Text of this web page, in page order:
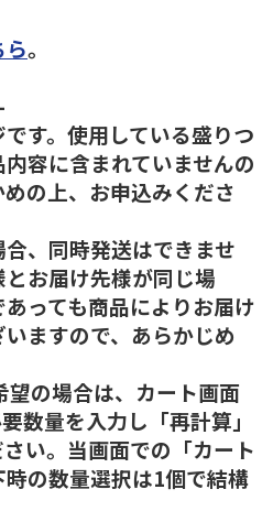
ら。
す。使用している盛りつ
容に含まれていませんの
の上、お申込みくださ
、同時発送はできませ
お届け先様が同じ場
っても商品によりお届け
ますので、あらかじめ
の場合は、カート画面
数量を入力し「再計算」
い。当画面での「カート
の数量選択は1個で結構